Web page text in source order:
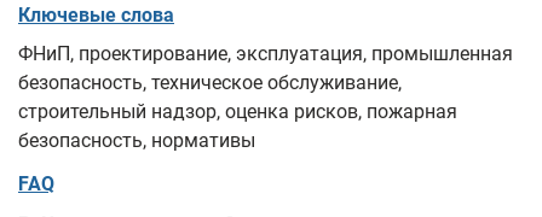
Ключевые слова
ФНиП, проектирование, эксплуатация, промышленная
безопасность, техническое обслуживание,
строительный надзор, оценка рисков, пожарная
безопасность, нормативы
FAQ